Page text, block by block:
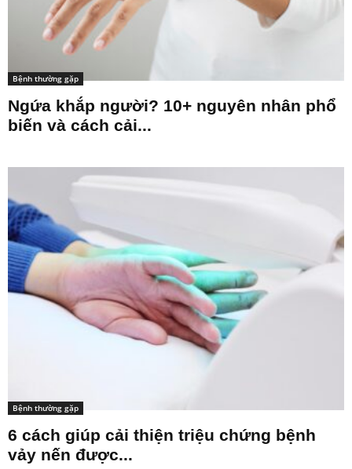
Bệnh thường gặp
Ngứa khắp người? 10+ nguyên nhân phổ
biến và cách cải...
Bệnh thường gặp
6 cách giúp cải thiện triệu chứng bệnh
vảy nến được...